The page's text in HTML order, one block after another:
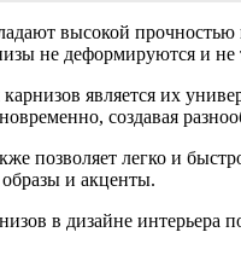
высокой
не деформируются и не
является их
создавая
позволяет легко и
и акценты.
в дизайне интерьера